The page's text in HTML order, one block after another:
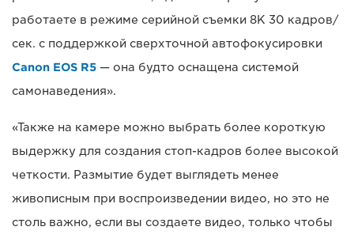
работаете в режиме серийной съемки 8K 30 кадров/
сек. с поддержкой сверхточной автофокусировки
Canon EOS R5 — она будто оснащена системой
самонаведения».
«Также на камере можно выбрать более короткую
выдержку для создания стоп-кадров более высокой
четкости. Размытие будет выглядеть менее
живописным при воспроизведении видео, но это не
столь важно, если вы создаете видео, только чтобы